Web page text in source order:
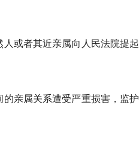
或者其近亲属向人民法院提
亲属关系遭受严重损害，监